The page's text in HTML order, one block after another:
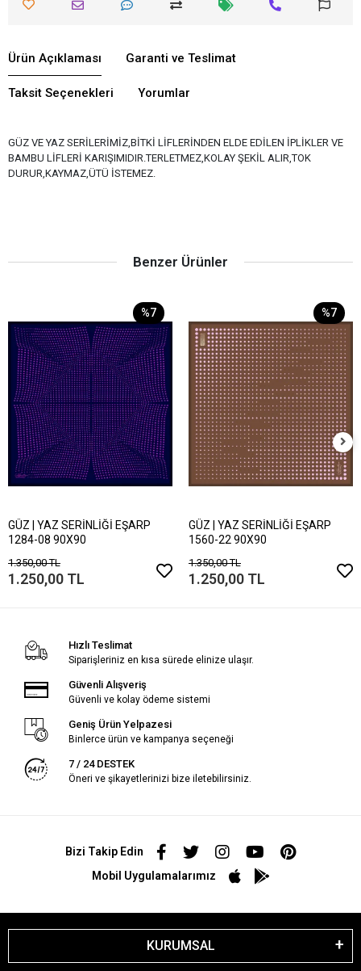
Ürün Açıklaması Garanti ve Teslimat
Taksit Seçenekleri Yorumlar
GÜZ VE YAZ SERİLERİMİZ,BİTKİ LİFLERİNDEN ELDE EDİLEN İPLİKLER VE
BAMBU LİFLERİ KARIŞIMIDIR.TERLETMEZ,KOLAY ŞEKİL ALIR,TOK
DURUR,KAYMAZ,ÜTÜ İSTEMEZ.
Benzer Ürünler
%7
GÜZ | YAZ SERİNLİĞİ EŞARP
1284-08 90X90
1.350,00 TL
1.250,00 TL
%7
GÜZ | YAZ SERİNLİĞİ EŞARP
1560-22 90X90
1.350,00 TL
1.250,00 TL
Hızlı Teslimat
Siparişleriniz en kısa sürede elinize ulaşır.
Güvenli Alışveriş
Güvenli ve kolay ödeme sistemi
Geniş Ürün Yelpazesi
Binlerce ürün ve kampanya seçeneği
7 / 24 DESTEK
Öneri ve şikayetlerinizi bize iletebilirsiniz.
Bizi Takip Edin
Mobil Uygulamalarımız
KURUMSAL